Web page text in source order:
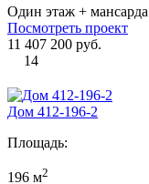
Один этаж + мансарда
Посмотреть проект
11 407 200 руб.
14
Дом 412-196-2
Площадь:
196 м2